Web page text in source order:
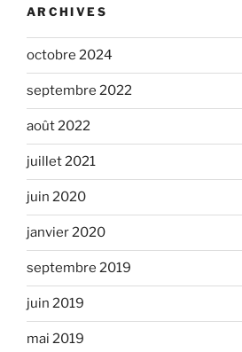
ARCHIVES
octobre 2024
septembre 2022
août 2022
juillet 2021
juin 2020
janvier 2020
septembre 2019
juin 2019
mai 2019